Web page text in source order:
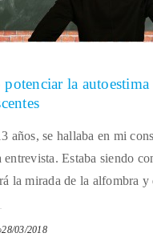
la autoestima
años, se hallaba en mi
entrevista. Estaba siendo
la mirada de la alfombra y
28/03/2018